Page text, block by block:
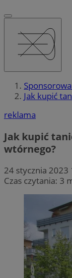
Jak kupić
reklama
Jak kupić
wtórnego?
24 stycznia 2023
Czas czytania: 3